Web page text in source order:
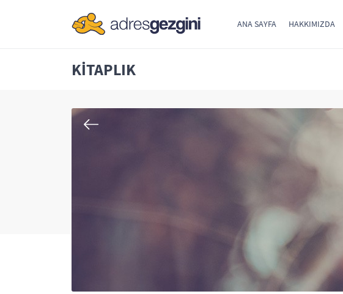
ANA SAYFA HAKKIMIZDA
KITAPLIK